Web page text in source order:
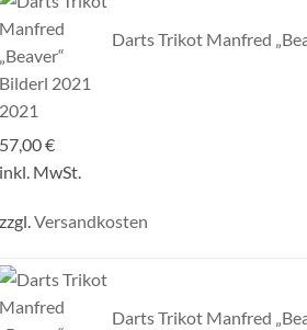
Darts Trikot Manfred
2021
57,00€
inkl. MwSt.
zzgl.Versandkosten
Darts Trikot Manfred